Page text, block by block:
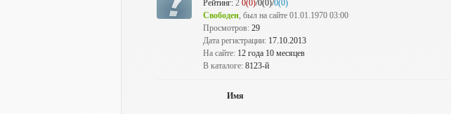
Рейтинг: 2 0(0)/0(0)/0(0)
Свободен, был на сайте 01.01.1970 03:00
Просмотров: 29
Дата регистрации: 17.10.2013
На сайте: 12 года 10 месяцев
В каталоге: 8123-й
Имя